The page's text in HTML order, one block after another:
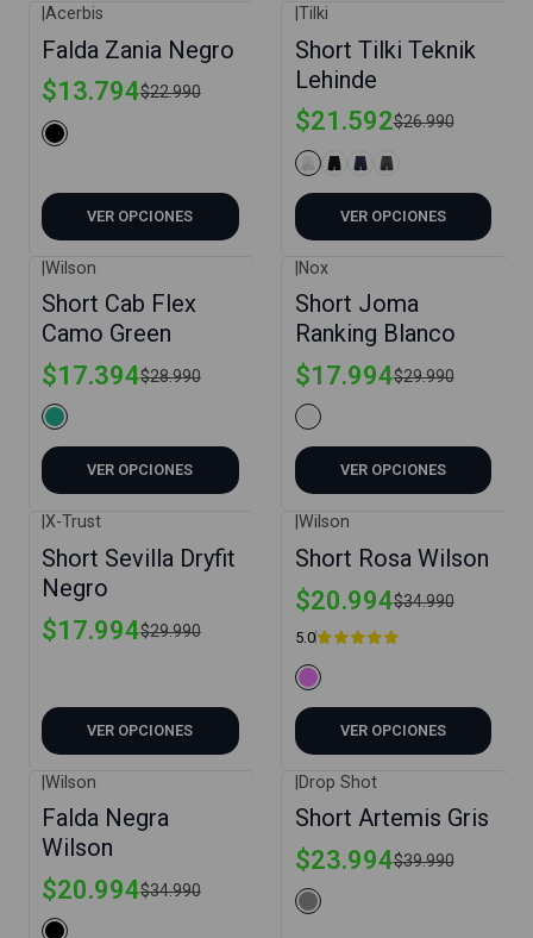
Acerbis
Falda Zania Negro
$13.794$22.990
VER OPCIONES
Tilki
Short Tilki Teknik
Lehinde
$21.592$26.990
VER OPCIONES
Wilson
Short Cab Flex
Camo Green
$17.394$28.990
VER OPCIONES
Nox
Short Joma
Ranking Blanco
$17.994$29.990
VER OPCIONES
X-Trust
Short Sevilla Dryfit
Negro
$17.994$29.990
VER OPCIONES
Wilson
Short Rosa Wilson
$20.994$34.990
5.0
VER OPCIONES
Wilson
Falda Negra
Wilson
$20.994$34.990
-40%
Drop Shot
Short Artemis Gris
$23.994$39.990